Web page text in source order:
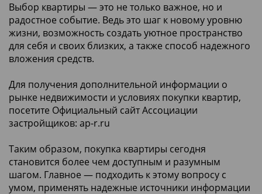
Выбор квартиры — это не только важное, но и
радостное событие. Ведь это шаг к новому уровню
жизни, возможность создать уютное пространство
для себя и своих близких, а также способ надежного
вложения средств.
Для получения дополнительной информации о
рынке недвижимости и условиях покупки квартир,
посетите Официальный сайт Ассоциации
застройщиков: ap-r.ru
Таким образом, покупка квартиры сегодня
становится более чем доступным и разумным
шагом. Главное — подходить к этому вопросу с
умом, применять надежные источники информации